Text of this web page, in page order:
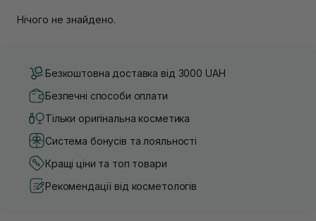
Нічого не знайдено.
Безкоштовна доставка від 3000 UAH
Безпечні способи оплати
Тільки оригінальна косметика
Система бонусів та лояльності
Кращі ціни та топ товари
Рекомендації від косметологів